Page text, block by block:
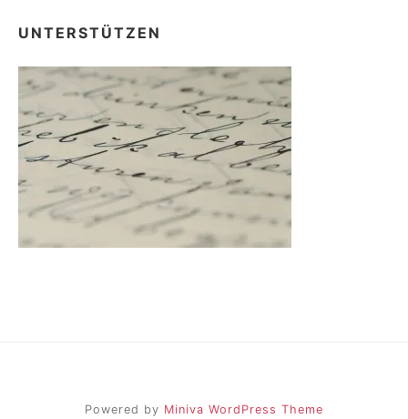
UNTERSTÜTZEN
Powered by Miniva WordPress Theme